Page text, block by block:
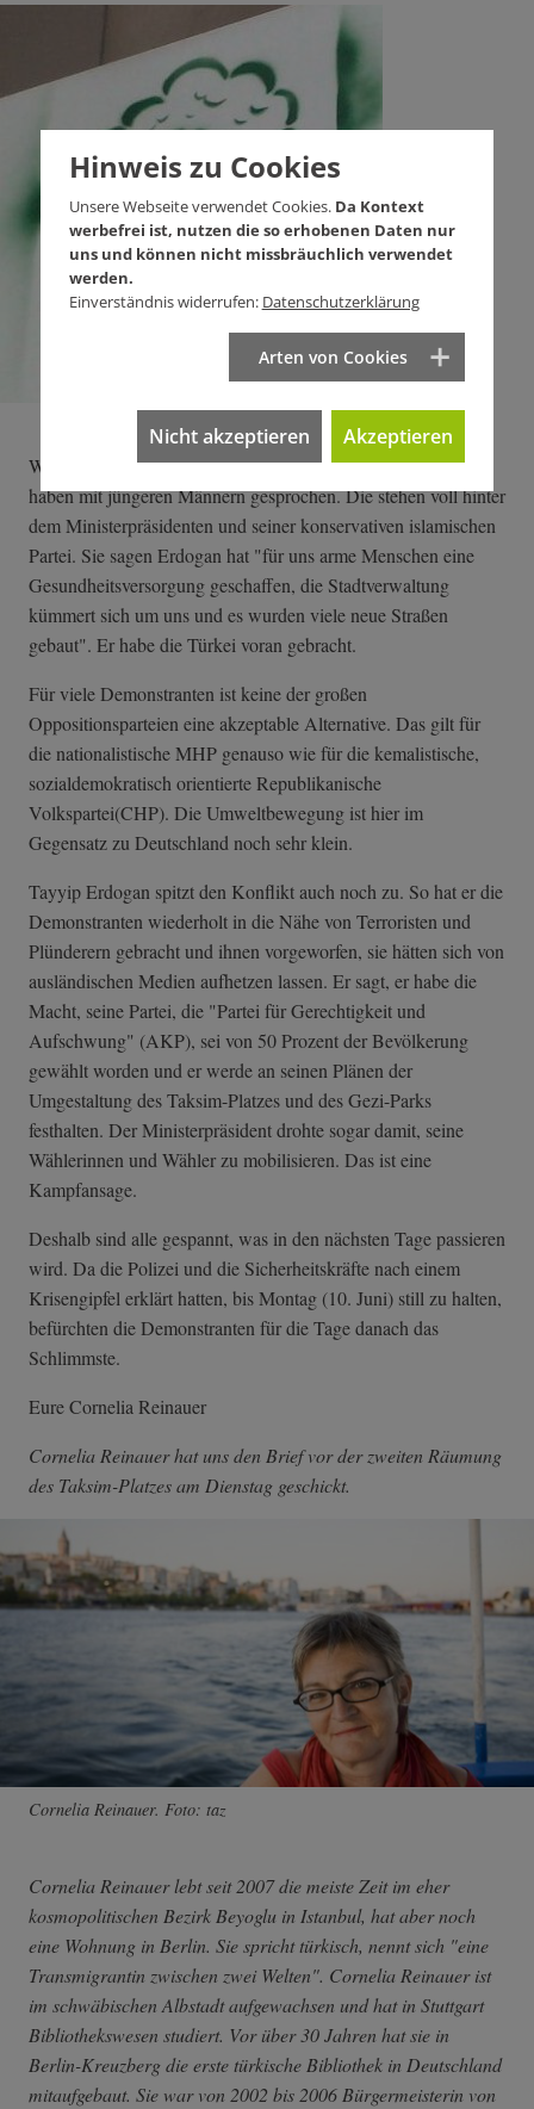
Wir waren gestern in einem konservativen Stadtviertel und
haben mit jüngeren Männern gesprochen. Die stehen voll hinter
dem Ministerpräsidenten und seiner konservativen islamischen
Partei. Sie sagen Erdogan hat "für uns arme Menschen eine
Gesundheitsversorgung geschaffen, die Stadtverwaltung
kümmert sich um uns und es wurden viele neue Straßen
gebaut". Er habe die Türkei voran gebracht.
Für viele Demonstranten ist keine der großen
Oppositionsparteien eine akzeptable Alternative. Das gilt für
die nationalistische MHP genauso wie für die kemalistische,
sozialdemokratisch orientierte Republikanische
Volkspartei(CHP). Die Umweltbewegung ist hier im
Gegensatz zu Deutschland noch sehr klein.
Tayyip Erdogan spitzt den Konflikt auch noch zu. So hat er die
Demonstranten wiederholt in die Nähe von Terroristen und
Plünderern gebracht und ihnen vorgeworfen, sie hätten sich von
ausländischen Medien aufhetzen lassen. Er sagt, er habe die
Macht, seine Partei, die "Partei für Gerechtigkeit und
Aufschwung" (AKP), sei von 50 Prozent der Bevölkerung
gewählt worden und er werde an seinen Plänen der
Umgestaltung des Taksim-Platzes und des Gezi-Parks
festhalten. Der Ministerpräsident drohte sogar damit, seine
Wählerinnen und Wähler zu mobilisieren. Das ist eine
Kampfansage.
Deshalb sind alle gespannt, was in den nächsten Tage passieren
wird. Da die Polizei und die Sicherheitskräfte nach einem
Krisengipfel erklärt hatten, bis Montag (10. Juni) still zu halten,
befürchten die Demonstranten für die Tage danach das
Schlimmste.
Eure Cornelia Reinauer
Cornelia Reinauer hat uns den Brief vor der zweiten Räumung
des Taksim-Platzes am Dienstag geschickt.
Cornelia Reinauer. Foto: taz
Cornelia Reinauer lebt seit 2007 die meiste Zeit im eher
kosmopolitischen Bezirk Beyoglu in Istanbul, hat aber noch
eine Wohnung in Berlin. Sie spricht türkisch, nennt sich "eine
Transmigrantin zwischen zwei Welten". Cornelia Reinauer ist
im schwäbischen Albstadt aufgewachsen und hat in Stuttgart
Bibliothekswesen studiert. Vor über 30 Jahren hat sie in
Berlin-Kreuzberg die erste türkische Bibliothek in Deutschland
mitaufgebaut. Sie war von 2002 bis 2006 Bürgermeisterin von
Hinweis zu Cookies
Unsere Webseite verwendet Cookies. Da Kontext
werbefrei ist, nutzen die so erhobenen Daten nur
uns und können nicht missbräuchlich verwendet
werden.
Einverständnis widerrufen: Datenschutzerklärung
Arten von Cookies
Nicht akzeptieren Akzeptieren